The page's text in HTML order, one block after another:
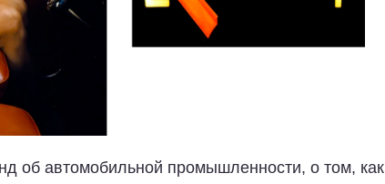
об автомобильной промышленности, о том, как